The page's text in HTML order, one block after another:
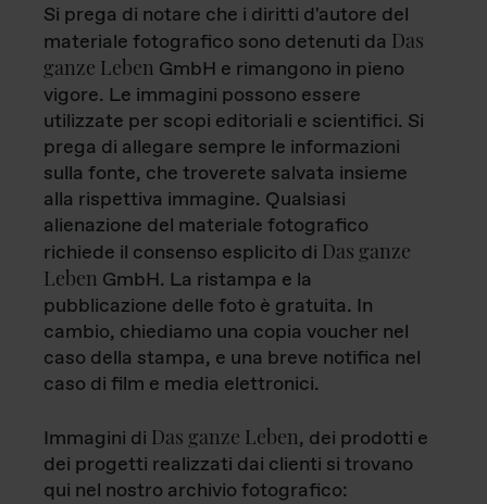
Si prega di notare che i diritti d'autore del
materiale fotografico sono detenuti da Das
ganze Leben GmbH e rimangono in pieno
vigore. Le immagini possono essere
utilizzate per scopi editoriali e scientifici. Si
prega di allegare sempre le informazioni
sulla fonte, che troverete salvata insieme
alla rispettiva immagine. Qualsiasi
alienazione del materiale fotografico
richiede il consenso esplicito di Das ganze
Leben GmbH. La ristampa e la
pubblicazione delle foto è gratuita. In
cambio, chiediamo una copia voucher nel
caso della stampa, e una breve notifica nel
caso di film e media elettronici.
Immagini di Das ganze Leben, dei prodotti e
dei progetti realizzati dai clienti si trovano
qui nel nostro archivio fotografico: